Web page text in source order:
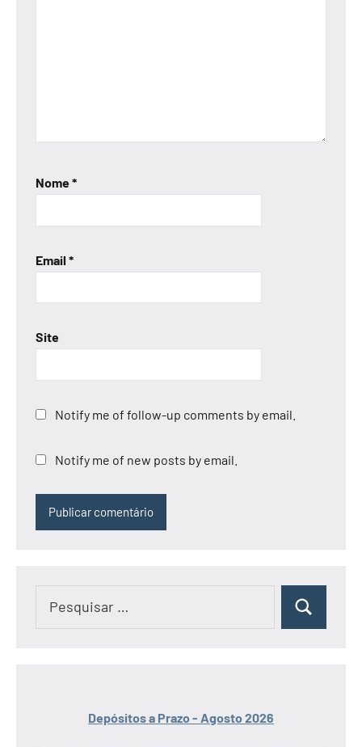
Nome*
Email *
Site
Notify me of follow-up comments by email.
Notify me of new posts by email.
Pesquisar
Depósitos a Prazo - Agosto 2026